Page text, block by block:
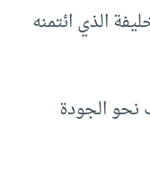
الذي ائتمنه
نحو الجودة